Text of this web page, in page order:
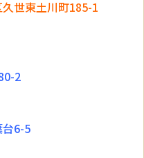
世東土川町185-1
2
6-5